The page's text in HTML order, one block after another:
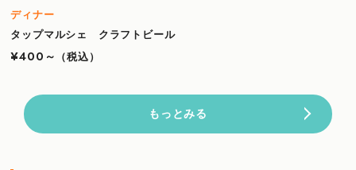
ディナー
タップマルシェ クラフトビール
¥400～
（税込）
もっとみる